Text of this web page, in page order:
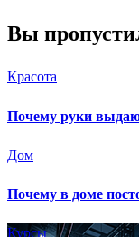
Вы
Красота
Почему руки
Дом
Почему в доме
Курсы